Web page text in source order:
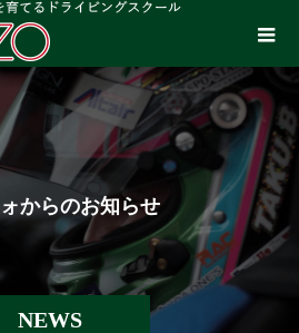
NEWS
ォからのお知 らせ